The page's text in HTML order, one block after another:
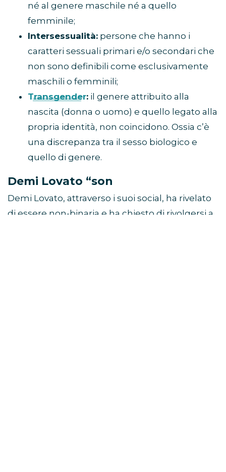
né al genere maschile né a quello
femminile;
Intersessualità: persone che hanno i
caratteri sessuali primari e/o secondari che
non sono definibili come esclusivamente
maschili o femminili;
Transgender: il genere attribuito alla
nascita (donna o uomo) e quello legato alla
propria identità, non coincidono. Ossia c’è
una discrepanza tra il sesso biologico e
quello di genere.
Demi Lovato “son
Demi Lovato, attraverso i suoi social, ha rivelato
di essere non-binaria e ha chiesto di rivolgersi a